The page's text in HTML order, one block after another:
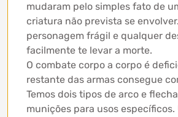
mudaram pelo simples fato de
criatura não prevista se envolver.
personagem frágil e qualquer
facilmente te levar a morte.
O combate corpo a corpo é
restante das armas consegue
Temos dois tipos de arco e
munições para usos específicos.